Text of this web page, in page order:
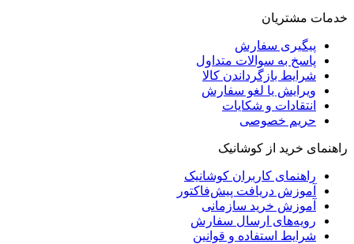
خدمات مشتریان
پیگیری سفارش
پاسخ به سوالات متداول
شرایط بازگرداندن کالا
ویرایش یا لغو سفارش
انتقادات و شکایات
حریم خصوصی
راهنمای خرید از کوشانیک
راهنمای کاربران کوشانیک
آموزش دریافت پیش‌فاکتور
آموزش خرید سازمانی
رویه‌های ارسال سفارش
شرایط استفاده و قوانین